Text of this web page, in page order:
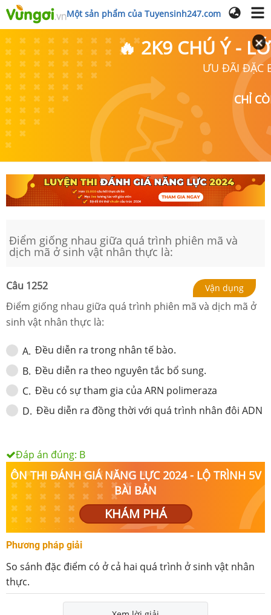
Một sản phẩm của Tuyensinh247.com
🔥 2K9 CHÚ Ý -
ƯU ĐÃI ĐẶC
CHỈ
Điểm giống nhau giữa quá trình phiên mã và
dịch mã ở sinh vật nhân thực là:
Câu 1252 Vận dụng
Điểm giống nhau giữa quá trình phiên mã và dịch mã ở
sinh vật nhân thực là:
A. Đều diễn ra trong nhân tế bào.
B. Đều diễn ra theo nguyên tắc bổ sung.
C. Đều có sự tham gia của ARN polimeraza
D. Đều diễn ra đồng thời với quá trình nhân đôi ADN
Đáp án đúng: B
ÔN THI ĐÁNH GIÁ NĂNG LỰC 2024 - LỘ TRÌNH 5V
BÀI BẢN
KHÁM PHÁ
Phương pháp giải
So sánh đặc điểm có ở cả hai quá trình ở sinh vật nhân
thực.